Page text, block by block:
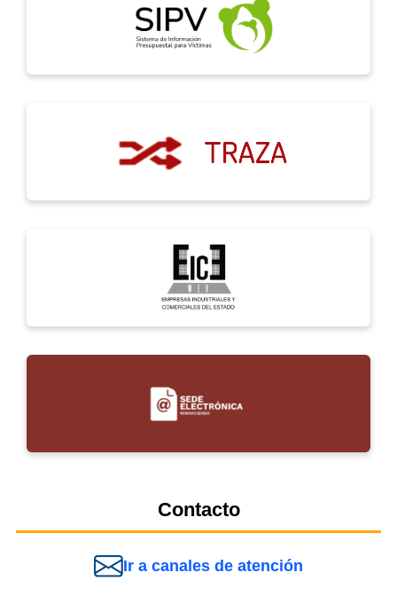
Contacto
Ir a canales de atención